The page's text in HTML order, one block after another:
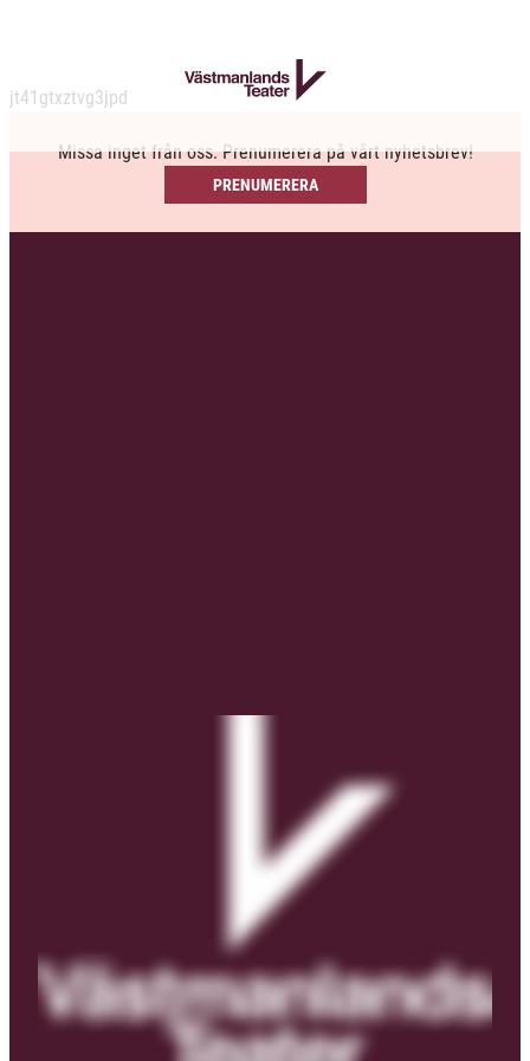
jt41gtxztvg3jpd
Missa inget från oss. Prenumerera på vårt nyhetsbrev!
PRENUMERERA